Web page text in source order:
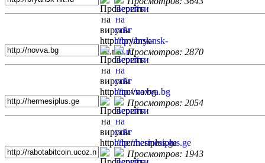
Просмотров: 2870
Просмотров: 2054
Просмотров: 1943